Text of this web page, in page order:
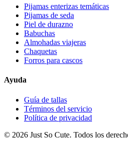
Pijamas enterizas temáticas
Pijamas de seda
Piel de durazno
Babuchas
Almohadas viajeras
Chaquetas
Forros para cascos
Ayuda
Guía de tallas
Términos del servicio
Política de privacidad
© 2026 Just So Cute. Todos los